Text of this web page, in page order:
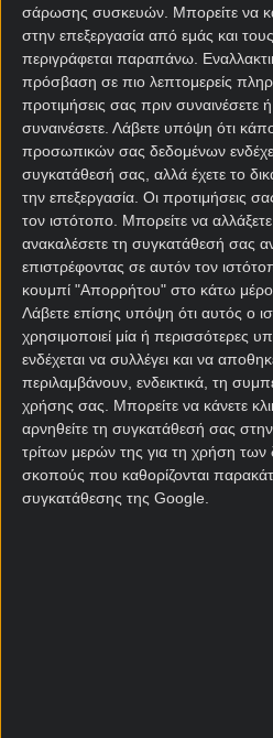
σάρωσης συσκευών. Μπορείτε να
στην επεξεργασία από εμάς και
περιγράφεται παραπάνω.
πρόσβαση σε πιο λεπτομερείς
προτιμήσεις σας πριν συναινέσετε
συναινέσετε. Λάβετε υπόψη ότι
προσωπικών σας δεδομένων
συγκατάθεσή σας, αλλά έχετε το
την επεξεργασία. Οι προτιμήσεις
τον ιστότοπο. Μπορείτε να
ανακαλέσετε τη συγκατάθεσή σας
επιστρέφοντας σε αυτόν τον
κουμπί "Απορρήτου" στο κάτω
Λάβετε επίσης υπόψη ότι αυτός ο
χρησιμοποιεί μία ή περισσότερες
ενδέχεται να συλλέγει και να
περιλαμβάνουν, ενδεικτικά, τη
χρήσης σας. Μπορείτε να κάνετε
αρνηθείτε τη συγκατάθεσή σας
τρίτων μερών της για τη χρήση των
σκοπούς που καθορίζονται
συγκατάθεσης της Google.
Καναδάς – Βοσνία &
Στο πλαίσιο του 4ου
άλλης μίας εκ των
Ηνωμένες Πολιτείες
Παραγουάητα ξημερώματα
στο Λος Άντζελες.
Οι Αμερικανοί του
Μαουρίτσιο Ποτσετίνο
παρουσία σε τελική φάση
μακριά, ξεπερνώντας ακόμα
πορεία τους στον θεσμό που
το 2002.
Όσο για τους
Άλφαρο είναι ξανά παρόντες
2010 όπου μάλιστα είχαν
στην ιστορία τους στα
επιστροφή τους μια καλή